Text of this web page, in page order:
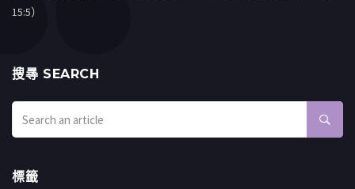
15:5）
搜㝷 SEARCH
標籤